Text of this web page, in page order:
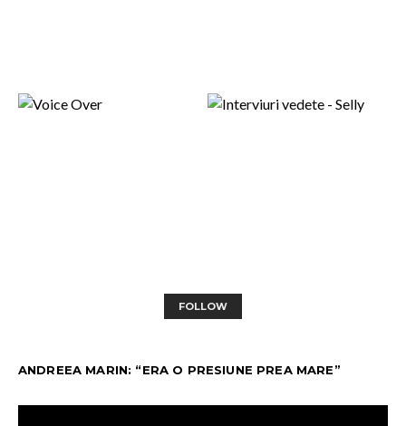
FOLLOW
ANDREEA MARIN: “ERA O PRESIUNE PREA MARE”